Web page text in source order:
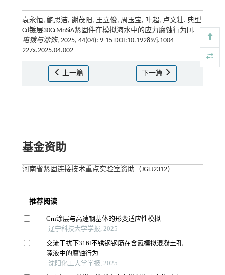
袁永恒, 鲍思洁, 谢茂阳, 王立俊, 周玉宝, 叶超, 卢文壮. 典型
Cd镀层30CrMnSiA紧固件在模拟海水中的应力腐蚀行为[J].
电镀与涂饰, 2025, 44(04): 9-15 DOI:10.19289/j.1004-
227x.2025.04.002
上一篇 下一篇
基金资助
河南省紧固连接技术重点实验室资助（JGLJ2312）